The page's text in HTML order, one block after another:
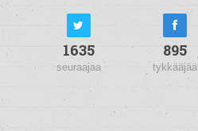
1635
seuraajaa
895
tykkääjää